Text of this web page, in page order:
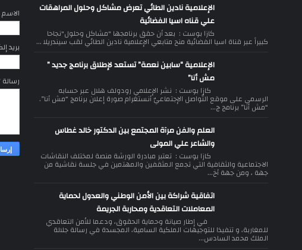
الإعلامية نادين الطائي تعرض مشاكل وحلول المراهقات
علي قناه اسيا الفضائية
كازا بوست : بعد أن حقق برنامجها "مشاكل وحلول"نجاحا
كبيراً عبر قناة اسيا الفضائية منح متابعي الإعلامية نادين الطائي لقب سيندريلا ...
الإعلامية “سابين نعمة” تستعد لإطلاق برنامج جديد ”
مش أنا”
كازا بوست : نشر الإعلامي رودولف هلال عبر حسابه
الرسمي على موقع التّواصل الإجتماعيّ أنستغرام صورة إعلان برنامج “مش أنا”.
“مش أنا” برنامج ج...
العلم والفن مرآة المجتمع بين الدكتور خالد غطاس
والشاعر علي المولى
كازا بوست : تعتبر مبادرة الورشة منصة لمختلف النقاشات
الاجتماعية والثقافية التي تجمع المثقفين والمهتمين في جلسة نقاشية من
جهة ، ومن جهة أخ...
اتفاقية شراكة بين الأمن الوطني والعدول لحماية
المعاملات التعاقدية ومحاربة الجريمة
في إطار صيانة وحماية الحقوق، ودعما للأمن التعاقدي
للمغاربة، و تنفيذا للتوجيهات الملكية السامية، المجسدة في رسالة جلالة
الملك محمد السادس...
الاسم
بريد
رسالة